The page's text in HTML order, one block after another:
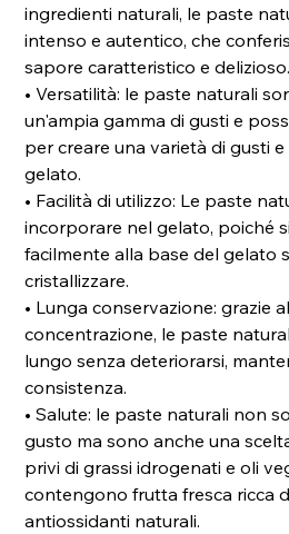
ingredienti naturali, le paste
intenso e autentico, che
sapore caratteristico e delizioso.
• Versatilità: le paste naturali
un'ampia gamma di gusti e
per creare una varietà di gusti
gelato.
• Facilità di utilizzo: Le paste
incorporare nel gelato, poiché
facilmente alla base del gelato
cristallizzare.
• Lunga conservazione: grazie
concentrazione, le paste
lungo senza deteriorarsi,
consistenza.
• Salute: le paste naturali non
gusto ma sono anche una
privi di grassi idrogenati e oli
contengono frutta fresca ricca
antiossidanti naturali.